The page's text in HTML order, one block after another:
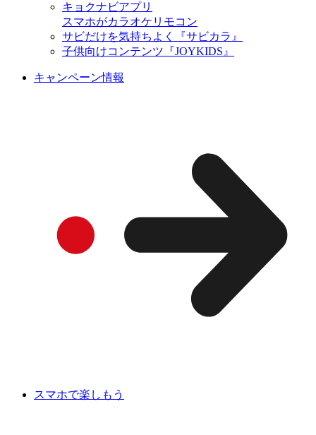
キョクナビアプリ
スマホがカラオケリモコン
サビだけを気持ちよく『サビカラ』
子供向けコンテンツ『JOYKIDS』
キャンペーン情報
スマホで楽しもう